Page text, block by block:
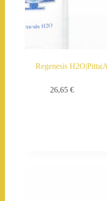
Regenesis
26,65 €